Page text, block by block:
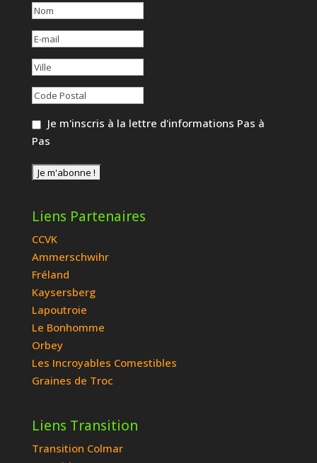
Je m'inscris à la lettre d'informations Pas à
Pas
Liens Partenaires
CCVK
Ammerschwihr
Fréland
Kaysersberg
Lapoutroie
Le Bonhomme
Orbey
Les Incroyables Comestibles
Graines de Troc
Liens Transition
Transition Colmar